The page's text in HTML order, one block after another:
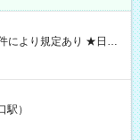
金GET♪ お仕事後はコ
間】試
）